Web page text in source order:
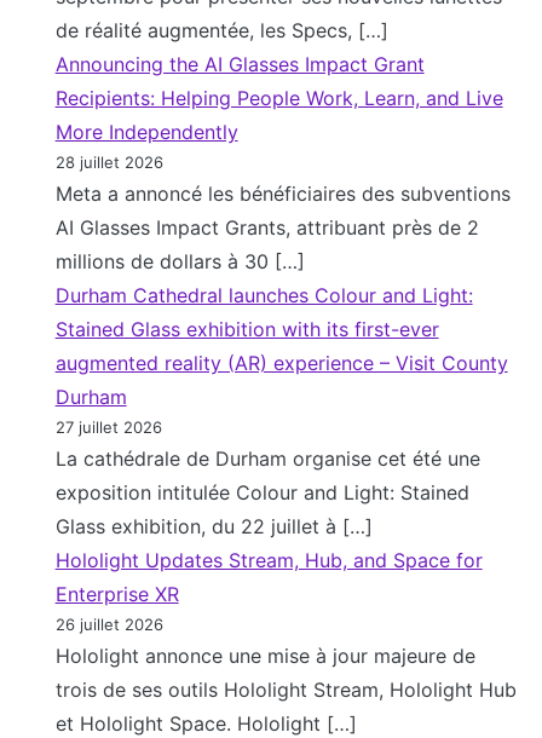
de réalité augmentée, les Specs, […]
Announcing the AI Glasses Impact Grant
Recipients: Helping People Work, Learn, and Live
More Independently
28 juillet 2026
Meta a annoncé les bénéficiaires des subventions
AI Glasses Impact Grants, attribuant près de 2
millions de dollars à 30 […]
Durham Cathedral launches Colour and Light:
Stained Glass exhibition with its first-ever
augmented reality (AR) experience – Visit County
Durham
27 juillet 2026
La cathédrale de Durham organise cet été une
exposition intitulée Colour and Light: Stained
Glass exhibition, du 22 juillet à […]
Hololight Updates Stream, Hub, and Space for
Enterprise XR
26 juillet 2026
Hololight annonce une mise à jour majeure de
trois de ses outils Hololight Stream, Hololight Hub
et Hololight Space. Hololight […]